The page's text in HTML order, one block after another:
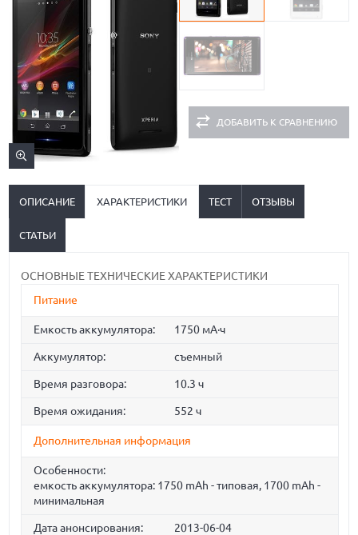
ДОБАВИТЬ К СРАВНЕНИЮ
ОПИСАНИЕ ХАРАКТЕРИСТИКИ ТЕСТ ОТЗЫВЫ
СТАТЬИ
ОСНОВНЫЕ ТЕХНИЧЕСКИЕ ХАРАКТЕРИСТИКИ
Питание
Емкость аккумулятора: 1750 мА·ч
Аккумулятор: съемный
Время разговора: 10.3 ч
Время ожидания: 552 ч
Дополнительная информация
Особенности:
емкость аккумулятора: 1750 mAh - типовая, 1700 mAh -
минимальная
Дата анонсирования: 2013-06-04